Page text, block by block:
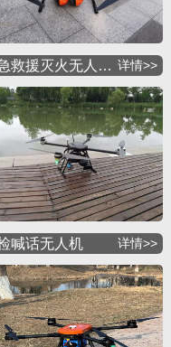
救援灭火无人… 详情>>
喊话无人机 详情>>